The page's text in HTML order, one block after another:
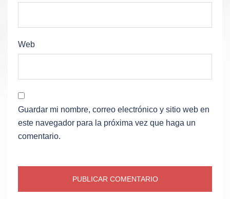
Web
Guardar mi nombre, correo electrónico y sitio web en
este navegador para la próxima vez que haga un
comentario.